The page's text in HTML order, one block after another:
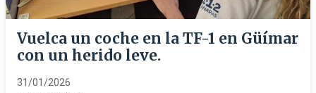
Vuelca un coche en la TF-1 en Güímar
con un herido leve.
31/01/2026